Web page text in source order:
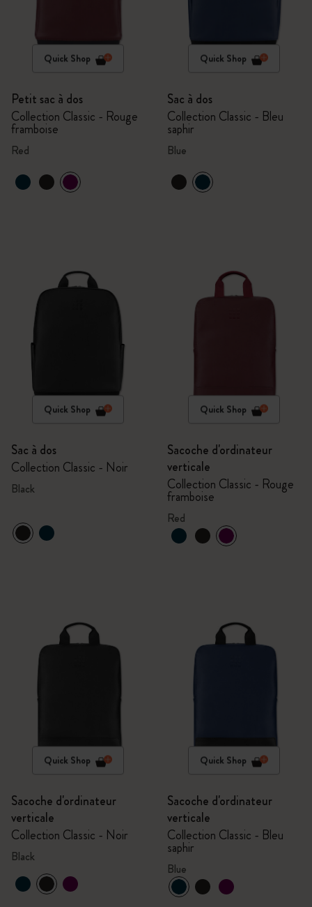
Quick Shop
Petit sac à dos
Collection Classic - Rouge
framboise
Red
Quick Shop
Sac à dos
Collection Classic - Bleu
saphir
Blue
Quick Shop
Sac à dos
Collection Classic - Noir
Black
Quick Shop
Sacoche d'ordinateur
verticale
Collection Classic - Rouge
framboise
Red
Quick Shop
Sacoche d'ordinateur
verticale
Collection Classic - Noir
Black
Quick Shop
Sacoche d'ordinateur
verticale
Collection Classic - Bleu
saphir
Blue